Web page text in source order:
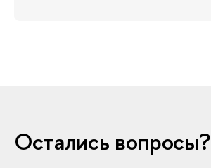
Остались вопросы?